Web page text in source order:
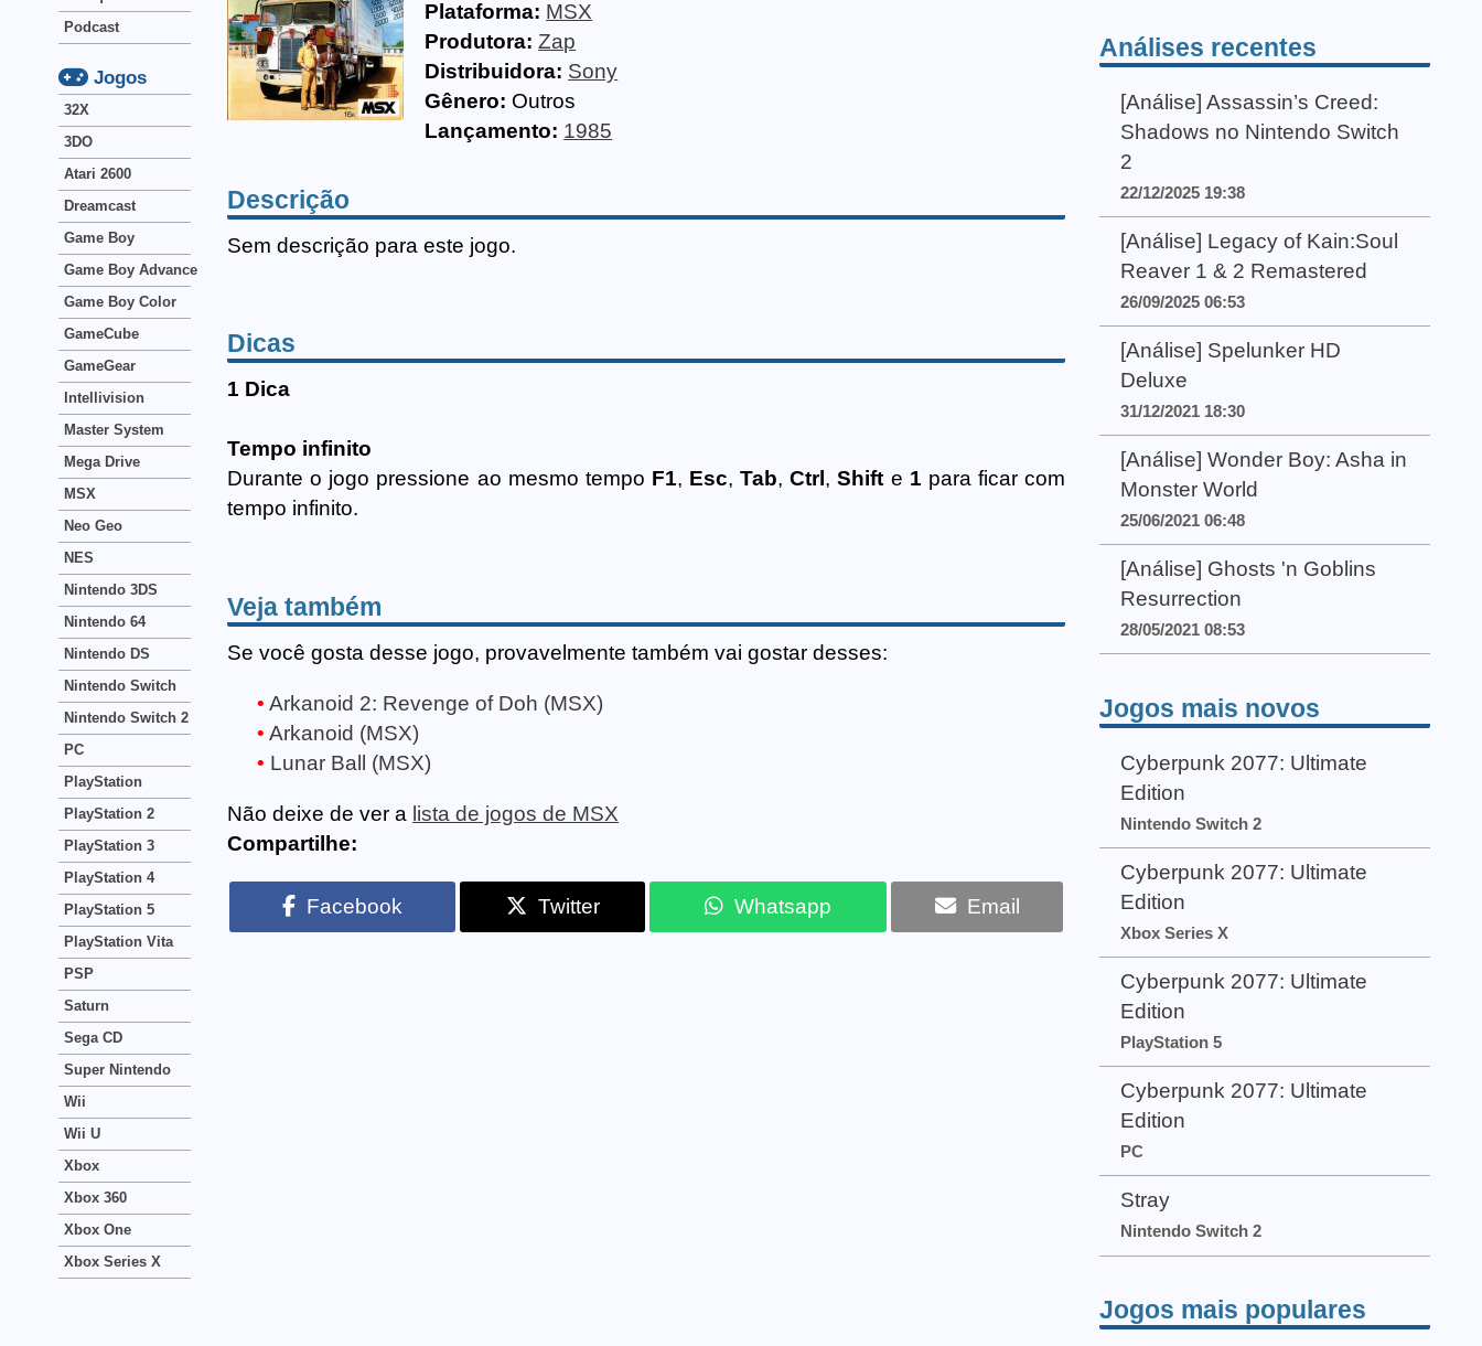
Plataforma: MSX
Produtora: Zap
Distribuidora: Sony
Gênero: Outros
Lançamento: 1985
Descrição
Sem descrição para este jogo.
Dicas
1 Dica
Tempo infinito
Durante o jogo pressione ao mesmo tempo F1, Esc,Tab,Ctrl ,Shift e 1 para ficar com
tempo infinito.
Veja também
Se você gosta desse jogo, provavelmente também vai gostar desses:
Arkanoid 2: Revenge of Doh (MSX)
Arkanoid (MSX)
Lunar Ball (MSX)
Não deixe de ver a lista de jogos de MSX
Compartilhe:
Facebook Twitter Whatsapp Email
Podcast
Jogos
32X
3DO
Atari 2600
Dreamcast
Game Boy
Game Boy Advance
Game Boy Color
GameCube
GameGear
Intellivision
Master System
Mega Drive
MSX
Neo Geo
NES
Nintendo 3DS
Nintendo 64
Nintendo DS
Nintendo Switch
Nintendo Switch 2
PC
PlayStation
PlayStation 2
PlayStation 3
PlayStation 4
PlayStation 5
PlayStation Vita
PSP
Saturn
Sega CD
Super Nintendo
Wii
Wii U
Xbox
Xbox 360
Xbox One
Xbox Series X
Análises recentes
[Análise] Assassin’s Creed:
Shadows no Nintendo Switch
2
22/12/2025 19:38
[Análise] Legacy of Kain:Soul
Reaver 1 & 2 Remastered
26/09/2025 06:53
[Análise] Spelunker HD
Deluxe
31/12/2021 18:30
[Análise] Wonder Boy: Asha in
Monster World
25/06/2021 06:48
[Análise] Ghosts 'n Goblins
Resurrection
28/05/2021 08:53
Jogos mais novos
Cyberpunk 2077: Ultimate
Edition
Nintendo Switch 2
Cyberpunk 2077: Ultimate
Edition
Xbox Series X
Cyberpunk 2077: Ultimate
Edition
PlayStation 5
Cyberpunk 2077: Ultimate
Edition
PC
Stray
Nintendo Switch 2
Jogos mais populares